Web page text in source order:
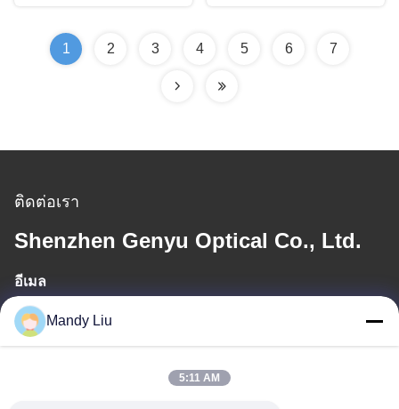
1 2 3 4 5 6 7
ติดต่อเรา
Shenzhen Genyu Optical Co., Ltd.
อีเมล
Tan@genyudisplay.com
Mandy Liu
5:11 AM